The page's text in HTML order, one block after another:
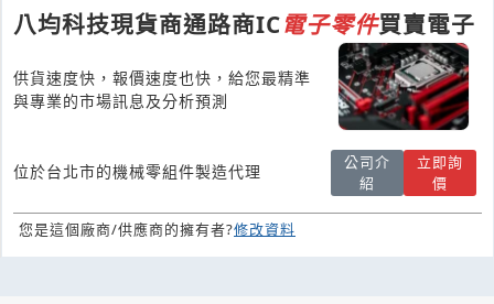
八均科技現貨商通路商IC電子零件買賣電子
供貨速度快，報價速度也快，給您最精準
與專業的市場訊息及分析預測
位於台北市的機械零組件製造代理
公司介
紹
立即詢
價
您是這個廠商/供應商的擁有者?修改資料